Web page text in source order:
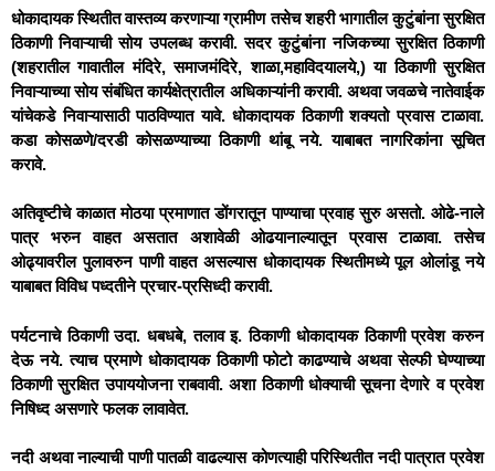
धोकादायक स्थितीत वास्तव्य करणाऱ्या ग्रामीण तसेच शहरी भागातील कुटुंबांना सुरक्षित
ठिकाणी निवाऱ्याची सोय उपलब्ध करावी. सदर कुटुंबांना नजिकच्या सुरक्षित ठिकाणी
(शहरातील गावातील मंदिरे, समाजमंदिरे, शाळा,महाविदयालये,) या ठिकाणी सुरक्षित
निवाऱ्याच्या सोय संबंधित कार्यक्षेत्रातील अधिकाऱ्यांनी करावी. अथवा जवळचे नातेवाईक
यांचेकडे निवाऱ्यासाठी पाठविण्यात यावे. धोकादायक ठिकाणी शक्यतो प्रवास टाळावा.
कडा कोसळणे/दरडी कोसळण्याच्या ठिकाणी थांबू नये. याबाबत नागरिकांना सूचित
करावे.
अतिवृष्टीचे काळात मोठया प्रमाणात डोंगरातून पाण्याचा प्रवाह सुरु असतो. ओढे-नाले
पात्र भरुन वाहत असतात अशावेळी ओढयानाल्यातून प्रवास टाळावा. तसेच
ओढ्यावरील पुलावरुन पाणी वाहत असल्यास धोकादायक स्थितीमध्ये पूल ओलांडू नये
याबाबत विविध पध्दतीने प्रचार-प्रसिध्दी करावी.
पर्यटनाचे ठिकाणी उदा. धबधबे, तलाव इ. ठिकाणी धोकादायक ठिकाणी प्रवेश करुन
देऊ नये. त्याच प्रमाणे धोकादायक ठिकाणी फोटो काढण्याचे अथवा सेल्फी घेण्याच्या
ठिकाणी सुरक्षित उपाययोजना राबवावी. अशा ठिकाणी धोक्याची सूचना देणारे व प्रवेश
निषिध्द असणारे फलक लावावेत.
नदी अथवा नाल्याची पाणी पातळी वाढल्यास कोणत्याही परिस्थितीत नदी पात्रात प्रवेश